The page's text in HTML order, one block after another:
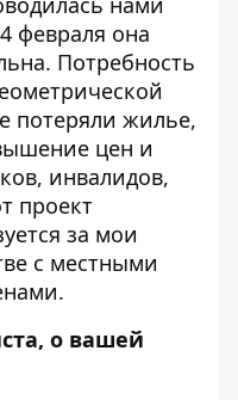
февраля она
Потребность
потеряли жилье,
цен и
инвалидов,
проект
за мои
с местными
о вашей